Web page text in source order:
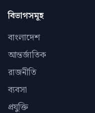
বিভাগসমূহ
বাংলাদেশ
আন্তর্জাতিক
রাজনীতি
ব্যবসা
প্রযুক্তি